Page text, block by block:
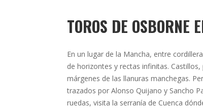
TOROS DE OSBORNE
En un lugar de la Mancha, entre
de horizontes y rectas infinitas.
márgenes de las llanuras manchegas.
trazados por Alonso Quijano y Sancho
ruedas, visita la serranía de Cuenca